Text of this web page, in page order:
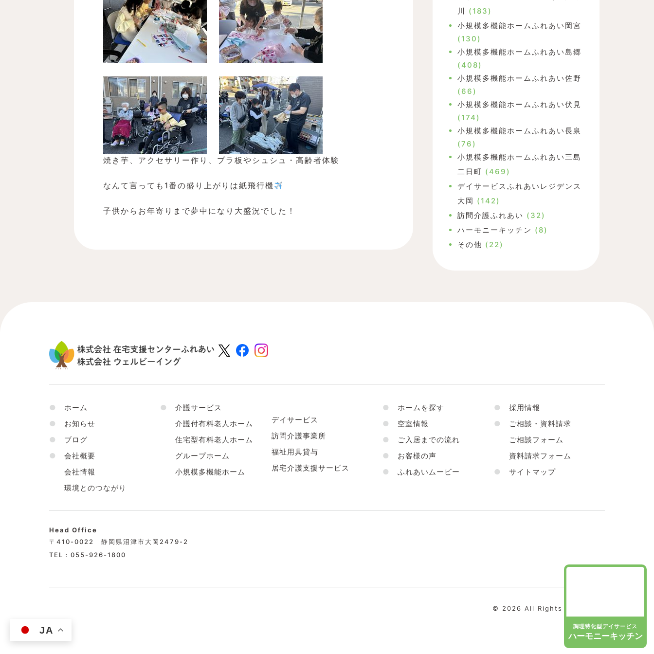
調理特化型デイサービス
ハーモニーキッチン
焼き芋、アクセサリー作り、プラ板やシュシュ・高齢者体験
なんて言っても1番の盛り上がりは紙飛行機
子供からお年寄りまで夢中になり大盛況でした！
川 (183)
小規模多機能ホームふれあい岡宮
(130)
小規模多機能ホームふれあい島郷
(408)
小規模多機能ホームふれあい佐野
(66)
小規模多機能ホームふれあい伏見
(174)
小規模多機能ホームふれあい長泉
(76)
小規模多機能ホームふれあい三島
二日町 (469)
デイサービスふれあいレジデンス
大岡 (142)
訪問介護ふれあい (32)
ハーモニーキッチン (8)
その他 (22)
●
ホーム
●
お知らせ
●
ブログ
●
会社概要
会社情報
環境とのつながり
●
介護サービス
介護付有料老人ホーム
住宅型有料老人ホーム
グループホーム
小規模多機能ホーム
デイサービス
訪問介護事業所
福祉用具貸与
居宅介護支援サービス
●
ホームを探す
●
空室情報
●
ご入居までの流れ
●
お客様の声
●
ふれあいムービー
●
採用情報
●
ご相談・資料請求
ご相談フォーム
資料請求フォーム
●
サイトマップ
Head Office
〒410-0022 静岡県沼津市大岡2479-2
TEL：055-926-1800
© 2026 All Rights Reserved.
JA